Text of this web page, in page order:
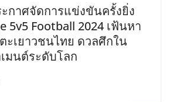
ะกาศจัดการแข่งขันครั้งยิ่ง
5v5 Football 2024 เฟ้นหา
ะเยาวชนไทย ดวลศึกใน
มนต์ระดับโลก